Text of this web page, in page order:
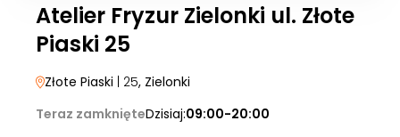
Atelier Fryzur Zielonki ul. Złote
Piaski 25
Złote Piaski | 25, Zielonki
Teraz zamknięteDzisiaj:09:00-20:00